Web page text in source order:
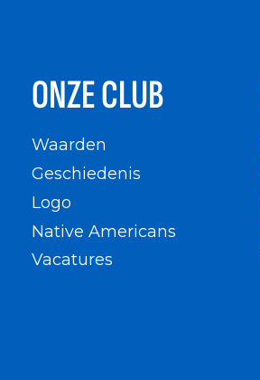
ONZE CLUB
Waarden
Geschiedenis
Logo
Native Americans
Vacatures